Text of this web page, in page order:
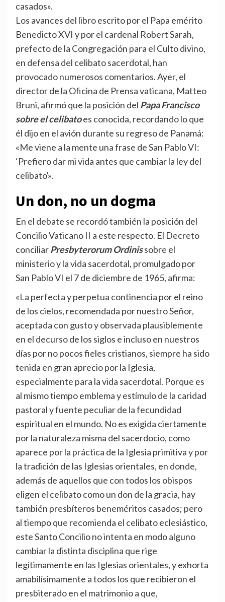
casados».
Los avances del libro escrito por el Papa emérito
Benedicto XVI y por el cardenal Robert Sarah,
prefecto de la Congregación para el Culto divino,
en defensa del celibato sacerdotal, han
provocado numerosos comentarios. Ayer, el
director de la Oficina de Prensa vaticana, Matteo
Bruni, afirmó que la posición del Papa Francisco
sobre el celibatoes conocida, recordando lo que
él dijo en el avión durante su regreso de Panamá:
«Me viene a la mente una frase de San Pablo VI:
‘Prefiero dar mi vida antes que cambiar la ley del
celibato'».
Un don, no un dogma
En el debate se recordó también la posición del
Concilio Vaticano II a este respecto. El Decreto
conciliarPresbyterorum Ordinissobre el
ministerio y la vida sacerdotal, promulgado por
San Pablo VI el 7 de diciembre de 1965, afirma:
«La perfecta y perpetua continencia por el reino
de los cielos, recomendada por nuestro Señor,
aceptada con gusto y observada plausiblemente
en el decurso de los siglos e incluso en nuestros
días por no pocos fieles cristianos, siempre ha sido
tenida en gran aprecio por la Iglesia,
especialmente para la vida sacerdotal. Porque es
al mismo tiempo emblema y estímulo de la caridad
pastoral y fuente peculiar de la fecundidad
espiritual en el mundo. No es exigida ciertamente
por la naturaleza misma del sacerdocio, como
aparece por la práctica de la Iglesia primitiva y por
la tradición de las Iglesias orientales, en donde,
además de aquellos que con todos los obispos
eligen el celibato como un don de la gracia, hay
también presbíteros beneméritos casados; pero
al tiempo que recomienda el celibato eclesiástico,
este Santo Concilio no intenta en modo alguno
cambiar la distinta disciplina que rige
legítimamente en las Iglesias orientales, y exhorta
amabilísimamente a todos los que recibieron el
presbiterado en el matrimonio a que,